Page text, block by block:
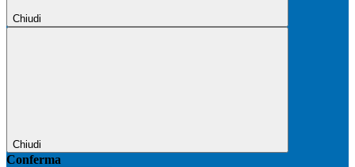
Chiudi
Chiudi
Conferma